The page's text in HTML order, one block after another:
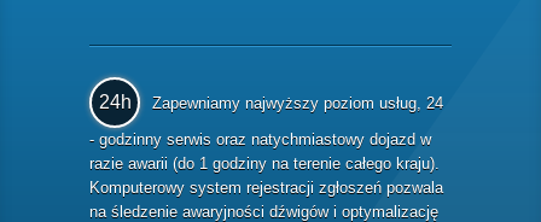
24h
Zapewniamy najwyższy poziom usług, 24
- godzinny serwis oraz natychmiastowy dojazd w
razie awarii (do 1 godziny na terenie całego kraju).
Komputerowy system rejestracji zgłoszeń pozwala
na śledzenie awaryjności dźwigów i optymalizację